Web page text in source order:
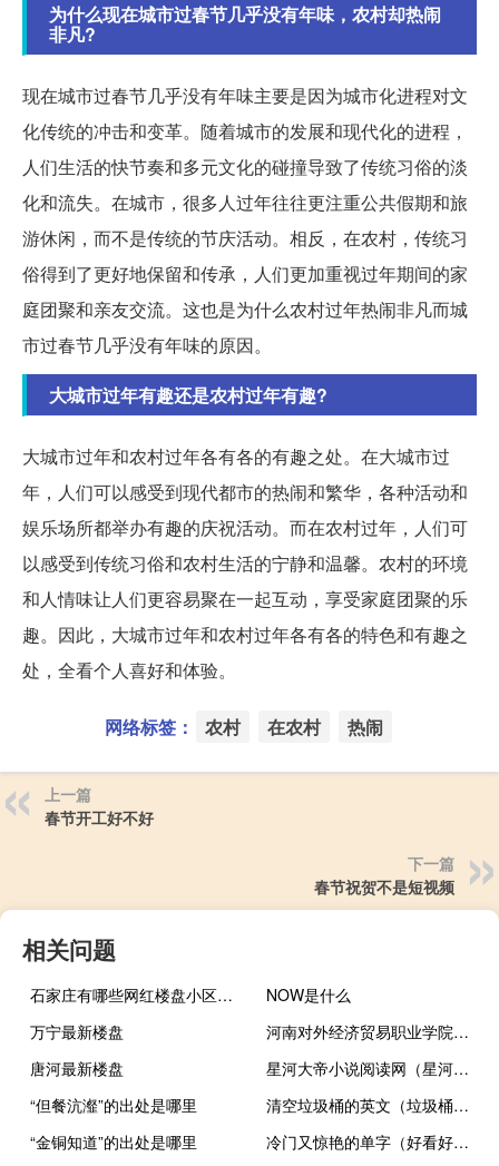
为什么现在城市过春节几乎没有年味，农村却热闹
非凡?
现在城市过春节几乎没有年味主要是因为城市化进程对文
化传统的冲击和变革。随着城市的发展和现代化的进程，
人们生活的快节奏和多元文化的碰撞导致了传统习俗的淡
化和流失。在城市，很多人过年往往更注重公共假期和旅
游休闲，而不是传统的节庆活动。相反，在农村，传统习
俗得到了更好地保留和传承，人们更加重视过年期间的家
庭团聚和亲友交流。这也是为什么农村过年热闹非凡而城
市过春节几乎没有年味的原因。
大城市过年有趣还是农村过年有趣?
大城市过年和农村过年各有各的有趣之处。在大城市过
年，人们可以感受到现代都市的热闹和繁华，各种活动和
娱乐场所都举办有趣的庆祝活动。而在农村过年，人们可
以感受到传统习俗和农村生活的宁静和温馨。农村的环境
和人情味让人们更容易聚在一起互动，享受家庭团聚的乐
趣。因此，大城市过年和农村过年各有各的特色和有趣之
处，全看个人喜好和体验。
网络标签： 农村 在农村 热闹
上一篇
春节开工好不好
下一篇
春节祝贺不是短视频
相关问题
石家庄有哪些网红楼盘小区？介绍5个最知名地产项目
NOW是什么
万宁最新楼盘
河南对外经济贸易职业学院是211大学吗
唐河最新楼盘
星河大帝小说阅读网（星河大帝 梦入神机 小说）
“但餐沆瀣”的出处是哪里
清空垃圾桶的英文（垃圾桶的英文）
“金铜知道”的出处是哪里
冷门又惊艳的单字（好看好听的字）